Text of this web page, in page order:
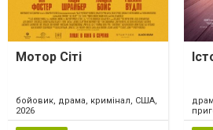
Мотор Сіті
бойовик, драма, кримінал, США,
2026
США,